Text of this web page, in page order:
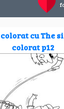
cu The
colorat p12